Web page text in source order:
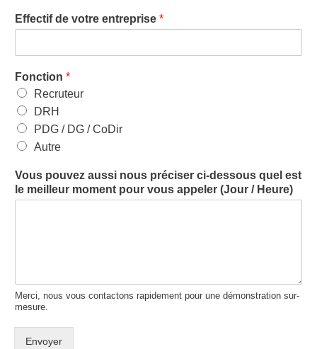
Effectif de votre entreprise *
Fonction *
Recruteur
DRH
PDG / DG / CoDir
Autre
Vous pouvez aussi nous préciser ci-dessous quel est
le meilleur moment pour vous appeler (Jour / Heure)
Merci, nous vous contactons rapidement pour une démonstration sur-
mesure.
Envoyer